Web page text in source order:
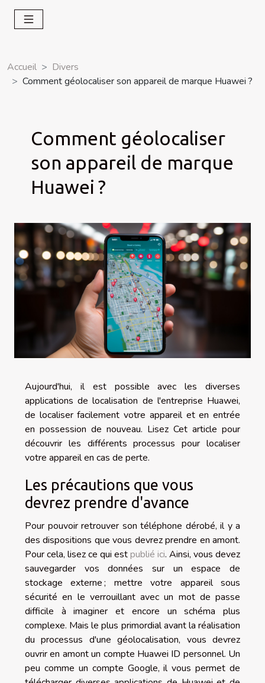
Accueil
Divers
Comment géolocaliser son appareil de marque Huawei ?
Comment géolocaliser
son appareil de marque
Huawei ?
Aujourd'hui, il est possible avec les diverses
applications de localisation de l'entreprise Huawei,
de localiser facilement votre appareil et en entrée
en possession de nouveau. Lisez Cet article pour
découvrir les différents processus pour localiser
votre appareil en cas de perte.
Les précautions que vous
devrez prendre d'avance
Pour pouvoir retrouver son téléphone dérobé, il y a
des dispositions que vous devrez prendre en amont.
Pour cela, lisez ce qui estpublié ici. Ainsi, vous devez
sauvegarder vos données sur un espace de
stockage externe ; mettre votre appareil sous
sécurité en le verrouillant avec un mot de passe
difficile à imaginer et encore un schéma plus
complexe. Mais le plus primordial avant la réalisation
du processus d'une géolocalisation, vous devrez
ouvrir en amont un compte Huawei ID personnel. Un
peu comme un compte Google, il vous permet de